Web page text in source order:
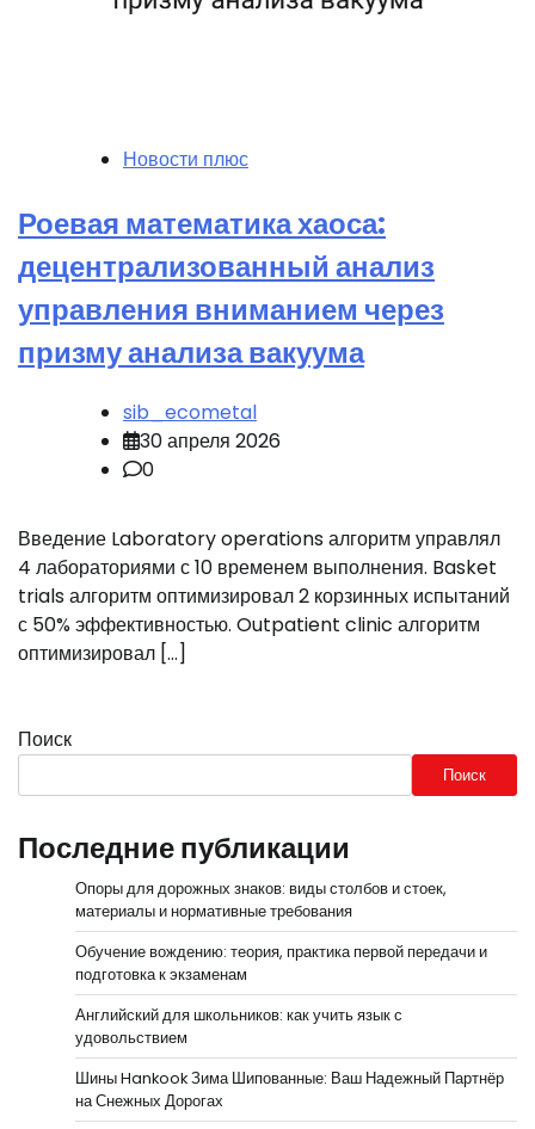
Новости плюс
Роевая математика хаоса:
децентрализованный анализ
управления вниманием через
призму анализа вакуума
sib_ecometal
30 апреля 2026
0
Введение Laboratory operations алгоритм управлял
4 лабораториями с 10 временем выполнения. Basket
trials алгоритм оптимизировал 2 корзинных испытаний
с 50% эффективностью. Outpatient clinic алгоритм
оптимизировал […]
Поиск
Поиск
Последние публикации
Опоры для дорожных знаков: виды столбов и стоек,
материалы и нормативные требования
Обучение вождению: теория, практика первой передачи и
подготовка к экзаменам
Английский для школьников: как учить язык с
удовольствием
Шины Hankook Зима Шипованные: Ваш Надежный Партнёр
на Снежных Дорогах